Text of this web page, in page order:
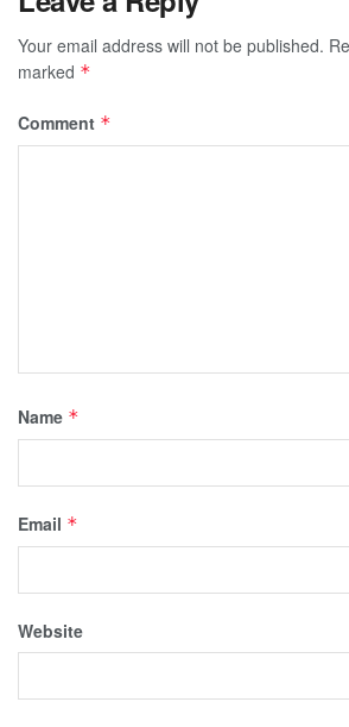
Your email address will not be published.
marked *
Comment *
Name *
Email *
Website